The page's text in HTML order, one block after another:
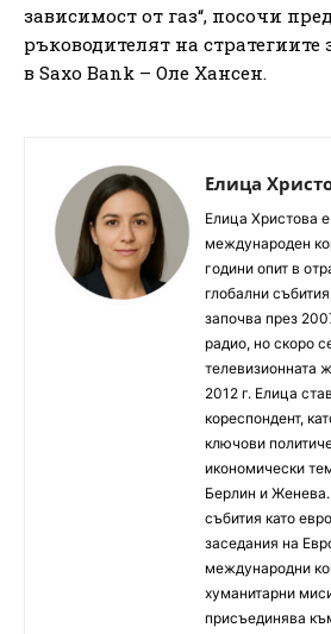
зависимост от газ“, посочи
ръководителят на стратегиите
в Saxo Bank – Оле Хансен.
Елица
Елица Христова
международен
години опит в
глобални
започва през
радио, но скоро
телевизионната
2012 г. Елица
кореспондент,
ключови
икономически
Берлин и
събития като
заседания на
международни
хуманитарни
присъединява